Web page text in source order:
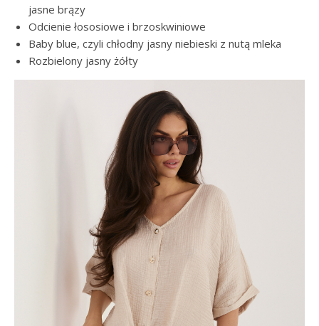
jasne brązy
Odcienie łososiowe i brzoskwiniowe
Baby blue, czyli chłodny jasny niebieski z nutą mleka
Rozbielony jasny żółty